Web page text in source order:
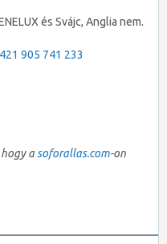
és Svájc, Anglia nem.
905 741 233
a soforallas.com-on